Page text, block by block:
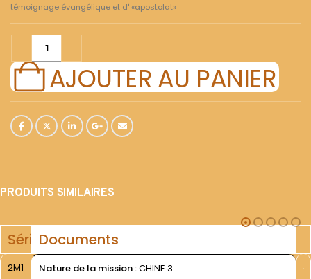
témoignage évangélique et d' «apostolat»
AJOUTER AU PANIER
PRODUITS SIMILAIRES
SérieDocuments
2M1 Nature de la mission :CHINE 3